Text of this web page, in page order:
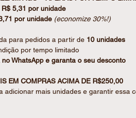
DO PRODUTO
cores vivas e excelente definição
d’água
cubo
IMPORTANTES
desmontado para garantir a
R$ 5,31 por unidade
por unidade (economize 30%!)
para pedidos a partir de 10 unidades
por tempo limitado
WhatsApp e garanta o seu desconto
EM COMPRAS ACIMA DE R$250,00
adicionar mais unidades e garantir essa